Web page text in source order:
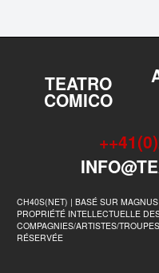
TEATRO
COMICO
CH40S(NET) | BASÉ SUR
PROPRIÉTÉ INTELLECTUELLE
COMPAGNIES/ARTISTES/
RÉSERVÉE